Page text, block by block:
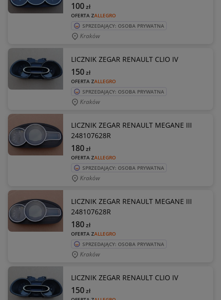
OFERTA ZALLEGRO
100zł
SPRZEDAJĄCY: OSOBA PRYWATNA
Kraków
LICZNIK ZEGAR RENAULT CLIO IV
OFERTA ZALLEGRO
150zł
SPRZEDAJĄCY: OSOBA PRYWATNA
Kraków
LICZNIK ZEGAR RENAULT MEGANE III
248107628R
OFERTA ZALLEGRO
180zł
SPRZEDAJĄCY: OSOBA PRYWATNA
Kraków
LICZNIK ZEGAR RENAULT MEGANE III
248107628R
OFERTA ZALLEGRO
180zł
SPRZEDAJĄCY: OSOBA PRYWATNA
Kraków
LICZNIK ZEGAR RENAULT CLIO IV
150zł